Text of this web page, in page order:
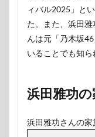
ィバル2025」と
た。また、浜田
んは元「乃木坂
いることでも知ら
浜田雅功
浜田雅功さんの家